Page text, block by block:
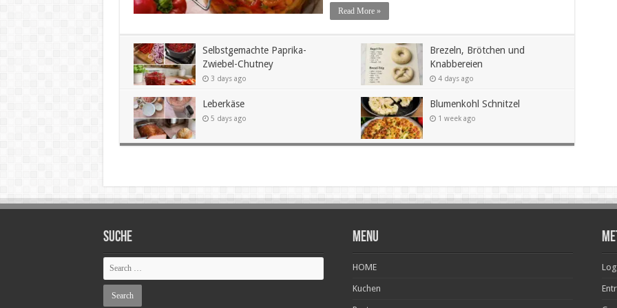
Read More »
Selbstgemachte Paprika-
Zwiebel-Chutney
3 days ago
Brezeln, Brötchen und
Knabbereien
4 days ago
Leberkäse
5 days ago
Blumenkohl Schnitzel
1 week ago
SUCHE Menu
HOME
Kuchen